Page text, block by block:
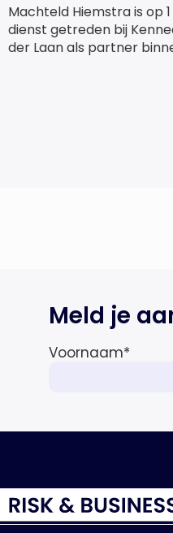
Machteld Hiemstra is op 1
dienst getreden bij
der Laan als partner
Meld je
Voornaam*